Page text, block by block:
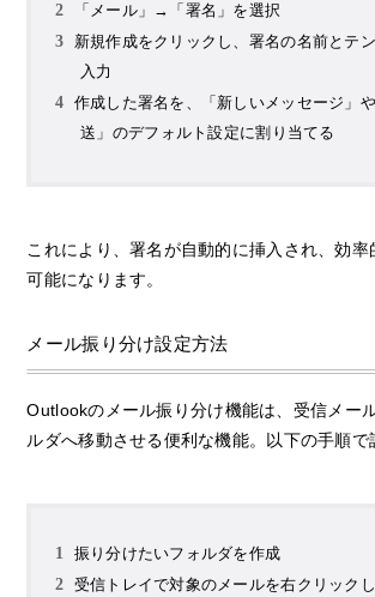
「メール」→「署名」を選択
新規作成をクリックし、署名の名前とテ
入力
作成した署名を、「新しいメッセージ」
送」のデフォルト設定に割り当てる
これにより、署名が自動的に挿入され、効
可能になります。
メール振り分け設定方法
Outlookのメール振り分け機能は、受信メー
ルダへ移動させる便利な機能。以下の手順で
振り分けたいフォルダを作成
受信トレイで対象のメールを右クリック